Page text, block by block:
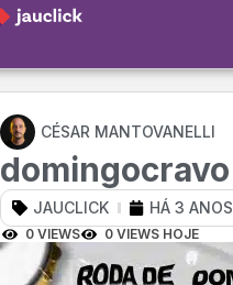
CÉSAR MANTOVANELLI
domingocravo
JAUCLICK HÁ 3 ANOS
0 VIEWS 0 VIEWS HOJE